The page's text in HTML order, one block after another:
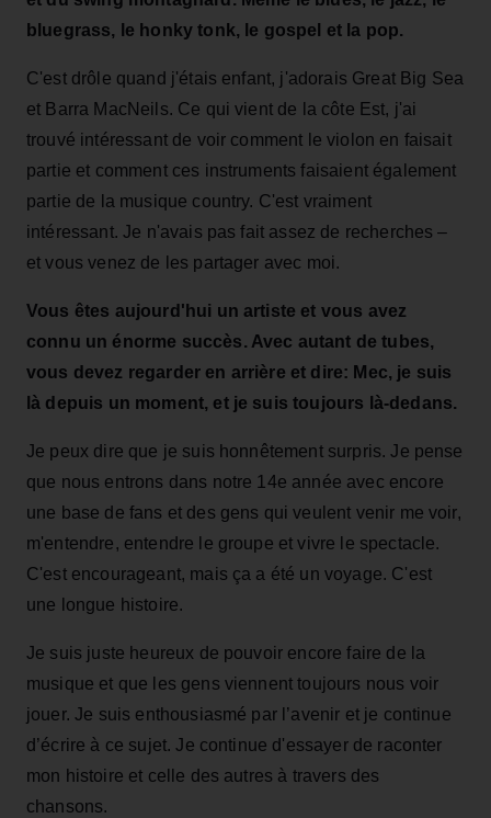
bluegrass, le honky tonk, le gospel et la pop.
C'est drôle quand j'étais enfant, j'adorais Great Big Sea
et Barra MacNeils. Ce qui vient de la côte Est, j'ai
trouvé intéressant de voir comment le violon en faisait
partie et comment ces instruments faisaient également
partie de la musique country. C'est vraiment
intéressant. Je n'avais pas fait assez de recherches –
et vous venez de les partager avec moi.
Vous êtes aujourd'hui un artiste et vous avez
connu un énorme succès. Avec autant de tubes,
vous devez regarder en arrière et dire: Mec, je suis
là depuis un moment, et je suis toujours là-dedans.
Je peux dire que je suis honnêtement surpris. Je pense
que nous entrons dans notre 14e année avec encore
une base de fans et des gens qui veulent venir me voir,
m'entendre, entendre le groupe et vivre le spectacle.
C'est encourageant, mais ça a été un voyage. C'est
une longue histoire.
Je suis juste heureux de pouvoir encore faire de la
musique et que les gens viennent toujours nous voir
jouer. Je suis enthousiasmé par l’avenir et je continue
d’écrire à ce sujet. Je continue d'essayer de raconter
mon histoire et celle des autres à travers des
chansons.